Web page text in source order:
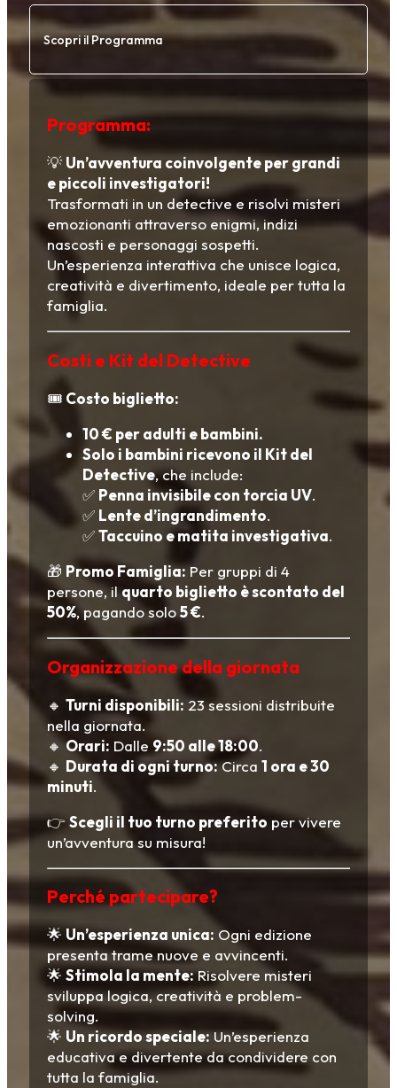
Scopri il Programma
Programma:
💡 Un’avventura coinvolgente per grandi
e piccoli investigatori!
Trasformati in un detective e risolvi misteri
emozionanti attraverso enigmi, indizi
nascosti e personaggi sospetti.
Un’esperienza interattiva che unisce logica,
creatività e divertimento, ideale per tutta la
famiglia.
Costi e Kit del Detective
🎟️ Costo biglietto:
10 € per adulti e bambini.
Solo i bambini ricevono il Kit del
Detective, che include:
✅ Penna invisibile con torcia UV.
✅ Lente d’ingrandimento.
✅Taccuino e matita investigativa.
🎁 Promo Famiglia:Per gruppi di 4
persone, ilquarto biglietto è scontato del
50%, pagando solo5 €.
Organizzazione della giornata
🔸 Turni disponibili: 23 sessioni distribuite
nella giornata.
🔸Orari: Dalle 9:50 alle 18:00.
🔸 Durata di ogni turno:Circa 1 ora e 30
minuti.
👉 Scegli il tuo turno preferito per vivere
un’avventura su misura!
Perché partecipare?
🌟 Un’esperienza unica: Ogni edizione
presenta trame nuove e avvincenti.
🌟 Stimola la mente:Risolvere misteri
sviluppa logica, creatività e problem-
solving.
🌟 Un ricordo speciale:Un’esperienza
educativa e divertente da condividere con
tutta la famiglia.